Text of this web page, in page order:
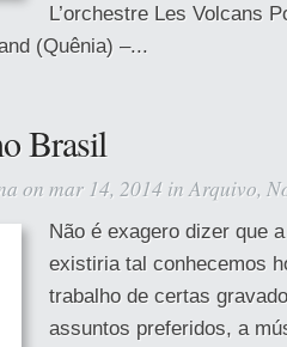
L’orchestre Les Volcans
(Quênia) –...
Brasil
on mar 14, 2014 inArquivo,
Não é exagero dizer que
existiria tal conhecemos
trabalho de certas
assuntos preferidos, a